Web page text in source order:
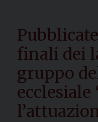
finali dei
gruppo
ecclesiale